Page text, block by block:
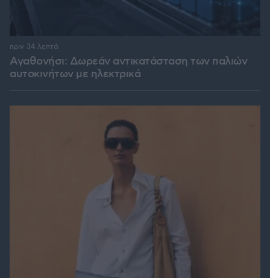
Αγαθονήσι: Δωρεάν αντικατάσταση των παλιών
αυτοκινήτων με ηλεκτρικά
πριν 34 λεπτά